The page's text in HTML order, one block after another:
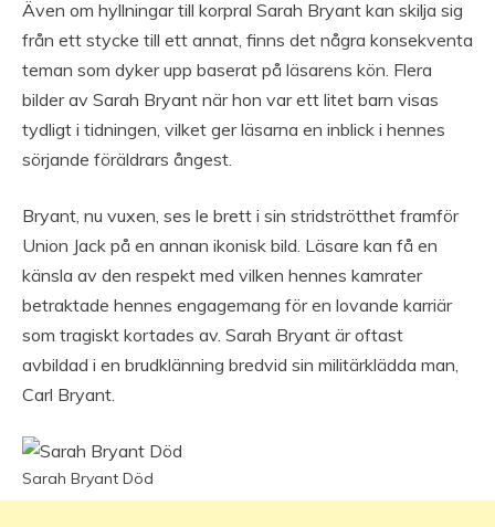
Även om hyllningar till korpral Sarah Bryant kan skilja sig
från ett stycke till ett annat, finns det några konsekventa
teman som dyker upp baserat på läsarens kön. Flera
bilder av Sarah Bryant när hon var ett litet barn visas
tydligt i tidningen, vilket ger läsarna en inblick i hennes
sörjande föräldrars ångest.
Bryant, nu vuxen, ses le brett i sin stridströtthet framför
Union Jack på en annan ikonisk bild. Läsare kan få en
känsla av den respekt med vilken hennes kamrater
betraktade hennes engagemang för en lovande karriär
som tragiskt kortades av. Sarah Bryant är oftast
avbildad i en brudklänning bredvid sin militärklädda man,
Carl Bryant.
Sarah Bryant Död